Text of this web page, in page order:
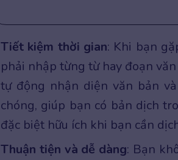
Tiết kiệm thời gian: Khi bạn
phải nhập từng từ hay đoạn
tự động nhận diện văn bản
chóng, giúp bạn có bản dịch
đặc biệt hữu ích khi bạn cần
Thuận tiện và dễ dàng: Bạn